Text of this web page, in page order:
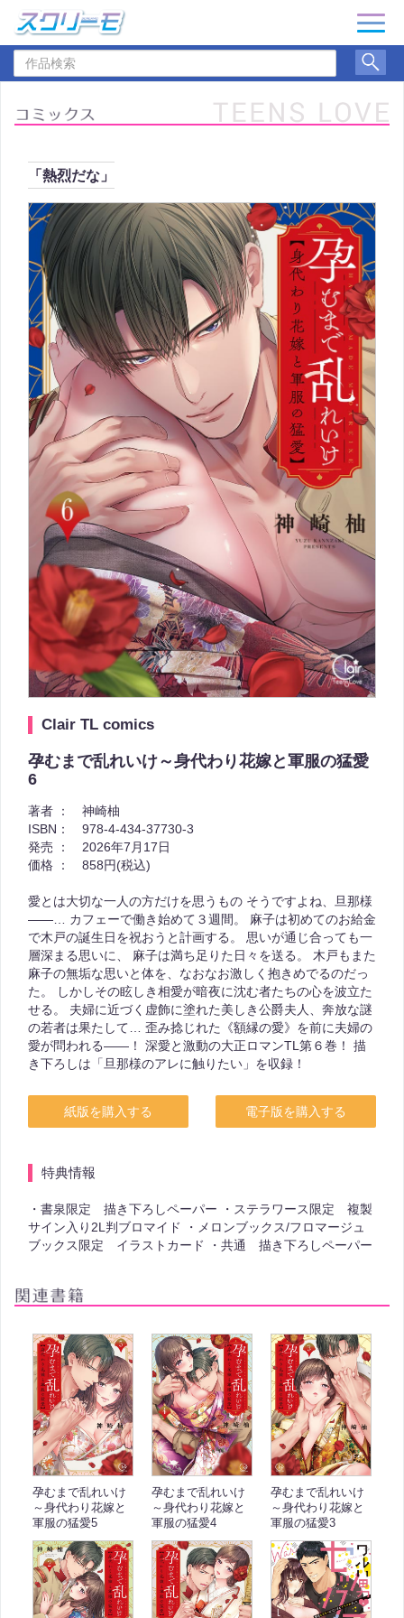
品
索
ナ
ゲ
ー
ョ
ン
「熱烈だな」
Clair TL comics
孕むまで乱れいけ～身代わり花嫁と軍服の猛愛
6
著者 ：
神崎柚
ISBN：
978-4-434-37730-3
発売 ：
2026年7月17日
価格 ：
858円(税込)
愛とは大切な一人の方だけを思うもの そうですよね、旦那様
――… カフェーで働き始めて３週間。 麻子は初めてのお給金
で木戸の誕生日を祝おうと計画する。 思いが通じ合っても一
層深まる思いに、 麻子は満ち足りた日々を送る。 木戸もまた
麻子の無垢な思いと体を、なおなお激しく抱きめでるのだっ
た。 しかしその眩しき相愛が暗夜に沈む者たちの心を波立た
せる。 夫婦に近づく虚飾に塗れた美しき公爵夫人、奔放な謎
の若者は果たして… 歪み捻じれた《額縁の愛》を前に夫婦の
愛が問われる――！ 深愛と激動の大正ロマンTL第６巻！ 描
き下ろしは「旦那様のアレに触りたい」を収録！
紙版を購入する 電子版を購入する
特典情報
・書泉限定 描き下ろしペーパー ・ステラワース限定 複製
サイン入り2L判ブロマイド ・メロンブックス/フロマージュ
ブックス限定 イラストカード ・共通 描き下ろしペーパー
孕むまで乱れいけ
～身代わり花嫁と
軍服の猛愛5
孕むまで乱れいけ
～身代わり花嫁と
軍服の猛愛4
孕むまで乱れいけ
～身代わり花嫁と
軍服の猛愛3